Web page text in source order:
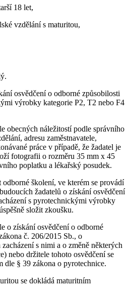
18 let,
vzdělání s maturitou,
osvědčení o odborné způsobilosti
výrobky kategorie P2, T2 nebo F4
obecných náležitostí podle správního
adresu zaměstnavatele,
práce v případě, že žadatel je
fotografii o rozměru 35 mm x 45
poplatku a lékařský posudek.
školení, ve kterém se provádí
žadatelů o získání osvědčení
s pyrotechnickými výrobky
složit zkoušku.
o získání osvědčení o odborné
č. 206/2015 Sb., o
s nimi a o změně některých
nebo držitele tohoto osvědčení se
dle § 39 zákona o pyrotechnice.
se dokládá maturitním